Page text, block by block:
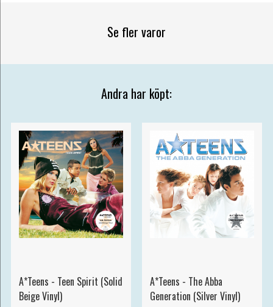
Se fler varor
Andra har köpt:
A*Teens - Teen Spirit (Solid
Beige Vinyl)
A*Teens - The Abba
Generation (Silver Vinyl)